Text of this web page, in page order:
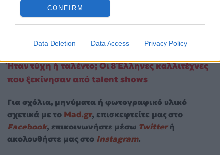
CONFIRM
Data Deletion Data Access Privacy Policy
Michael Jackson: Από το «Thriller» μέχρι
Ήταν τύχη ή ταλέντο; Οι 8 Έλληνες καλλιτέχνες
που ξεκίνησαν από talent shows
Για σχόλια, μηνύματα ή φωτογραφικό υλικό
σχετικά με το Mad.gr, επισκεφτείτε μας στο
Facebook, επικοινωνήστε μέσω Twitterή
ακολουθήστε μας στο Instagram.